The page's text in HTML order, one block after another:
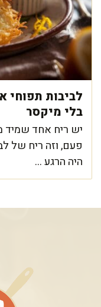
בלי מיקסר
יש ריח אחד שמיד
פעם, וזה ריח של
היה הרגע ...